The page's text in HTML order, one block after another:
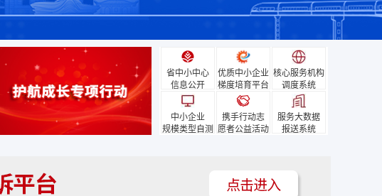
省中小中心
信息公开
优质中小企业
梯度培育平台
核心服务机构
调度系统
中小企业
规模类型自测
携手行动志
愿者公益活动
服务大数据
报送系统